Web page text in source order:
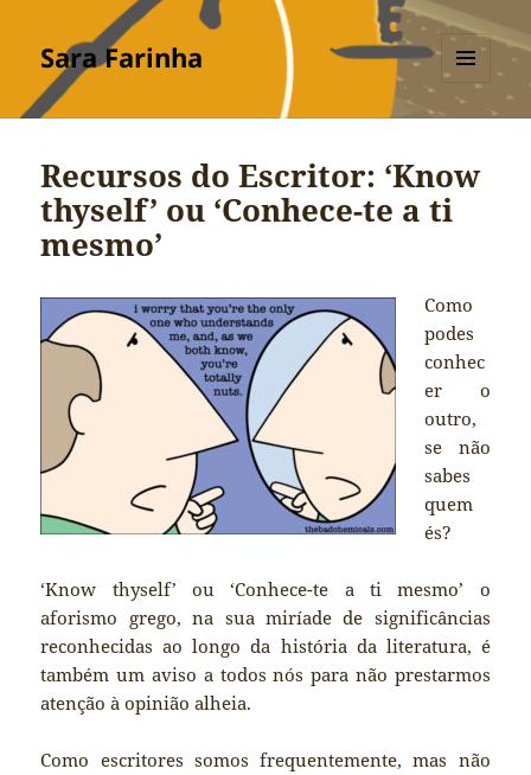
Sara Farinha
MENU
Recursos do Escritor: ‘Know
thyself’ ou ‘Conhece-te a ti
mesmo’
Como
podes
conhec
er o
outro,
se não
sabes
quem
és?
‘Know thyself’ ou ‘Conhece-te a ti mesmo’ o
aforismo grego, na sua miríade de significâncias
reconhecidas ao longo da história da literatura, é
também um aviso a todos nós para não prestarmos
atenção à opinião alheia.
Como escritores somos frequentemente, mas não